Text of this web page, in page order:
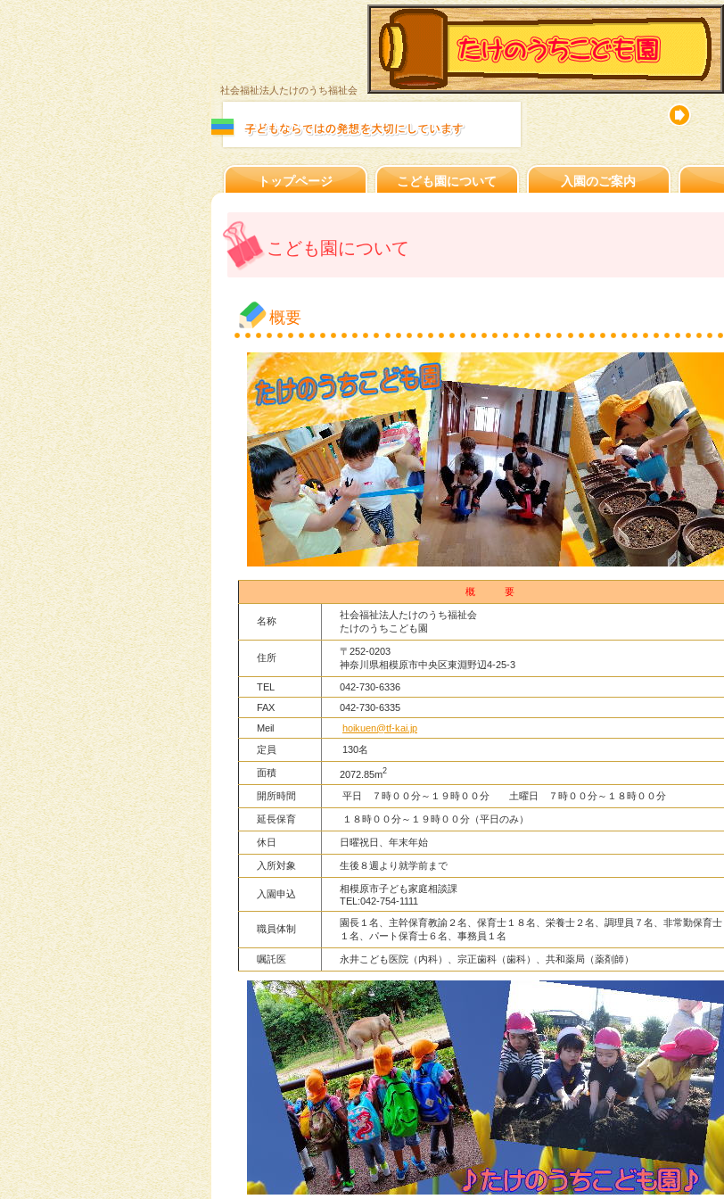
社会福祉法人たけのうち福祉会
こども園について
概要
概 要
名称
社会福祉法人たけのうち福祉会
たけのうちこども園
住所
〒252-0203
神奈川県相模原市中央区東淵野辺4-25-3
TEL
042-730-6336
FAX
042-730-6335
Meil
hoikuen@tf-kai.jp
定員
130名
面積 2072.85m2
開所時間 平日 ７時００分～１９時００分 土曜日 ７時００分～１８時００分
延長保育 １８時００分～１９時００分（平日のみ）
休日 日曜祝日、年末年始
入所対象 生後８週より就学前まで
入園申込
相模原市子ども家庭相談課
TEL:042-754-1111
職員体制
園長１名、主幹保育教諭２名、保育士１８名、栄養士２名、調理員７名、 非常勤保育士
１名、パート保育士６名 、事務員１名
嘱託医 永井こども医院（内科）、宗正歯科（歯科）、共和薬局（薬剤師）
トップページ こども園について 入園のご案内